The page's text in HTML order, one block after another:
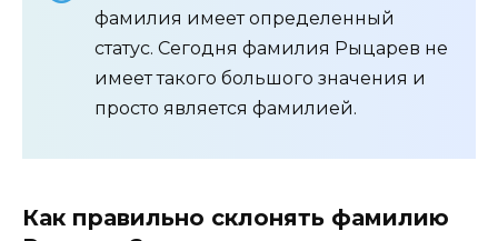
фамилия имеет определенный
статус. Сегодня фамилия Рыцарев не
имеет такого большого значения и
просто является фамилией.
Как правильно склонять фамилию